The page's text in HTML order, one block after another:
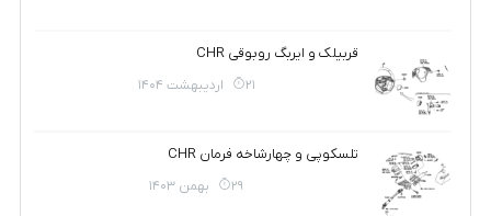
قربیلک و ایربگ روبوقی CHR
21 اردیبهشت 1404
تلسکوپی و چهارشاخه فرمان CHR
29 بهمن 1403